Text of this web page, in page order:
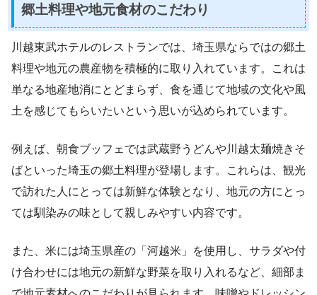
郷土料理や地元食材のこだわり
川越東武ホテルのレストランでは、埼玉県ならではの郷土
料理や地元の農産物を積極的に取り入れています。これは
単なる地産地消にとどまらず、食を通じて地域の文化や風
土を感じてもらいたいという思いが込められています。
例えば、朝食ブッフェでは武蔵野うどんや川越太麺焼きそ
ばといった埼玉の郷土料理が登場します。これらは、観光
で訪れた人にとっては新鮮な体験となり、地元の方にとっ
ては馴染みの味として親しみやすい内容です。
また、米には埼玉県産の「河越米」を使用し、サラダや付
け合わせには地元の新鮮な野菜を取り入れるなど、細部ま